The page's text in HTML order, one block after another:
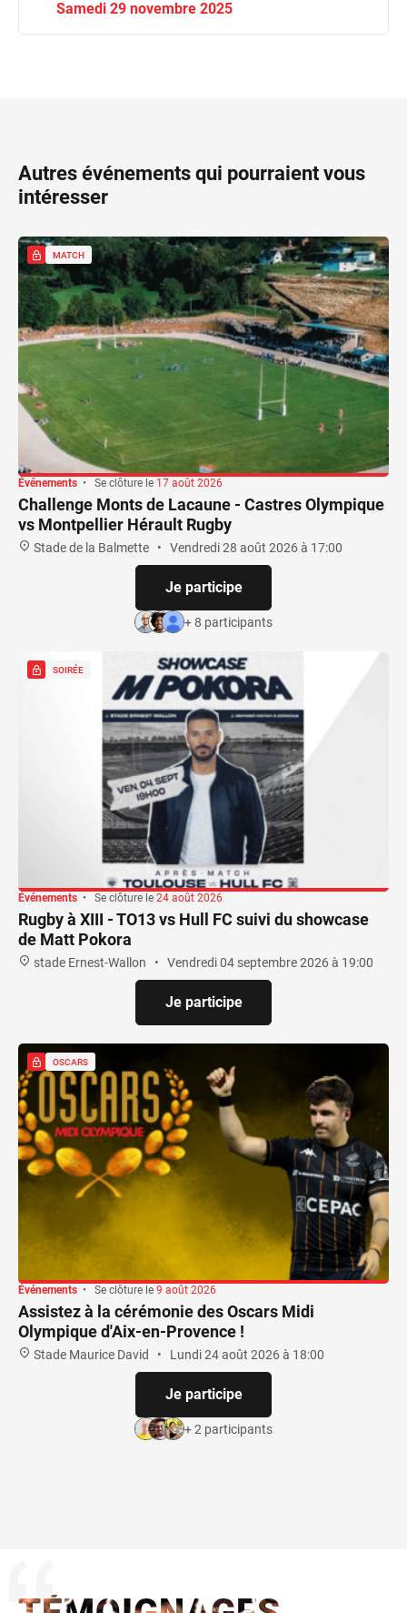
Samedi 29 novembre 2025
Autres événements qui pourraient vous
intéresser
MATCH
Événements • Se clôture le 17 août 2026
Challenge Monts de Lacaune - Castres Olympique
vs Montpellier Hérault Rugby
Stade de la Balmette • Vendredi 28 août 2026 à 17:00
Je participe
+ 8 participants
SOIRÉE
Événements • Se clôture le 24 août 2026
Rugby à XIII - TO13 vs Hull FC suivi du showcase
de Matt Pokora
stade Ernest-Wallon • Vendredi 04 septembre 2026 à 19:00
Je participe
OSCARS
Événements • Se clôture le 9 août 2026
Assistez à la cérémonie des Oscars Midi
Olympique d'Aix-en-Provence !
Stade Maurice David • Lundi 24 août 2026 à 18:00
Je participe
+ 2 participants